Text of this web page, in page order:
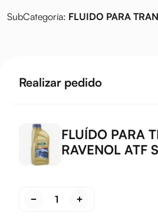
SubCategoría: FLUIDO PARA
Realizar pedido
FLUÍDO PARA
RAVENOL ATF